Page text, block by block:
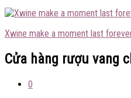
Xwine make a moment last
Cửa hàng rượu vang
0